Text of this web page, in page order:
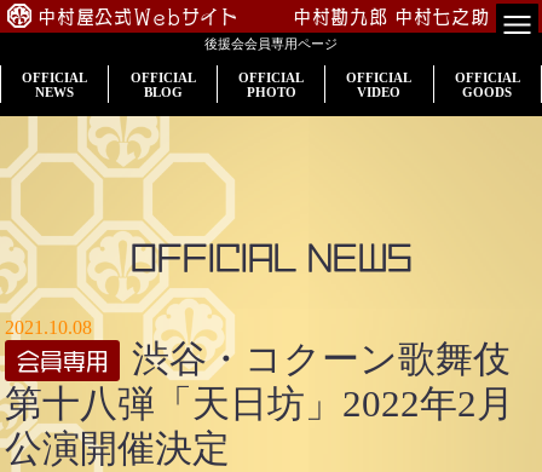
中村屋公式Webサイト 中村勘九郎 中村七之助
会員専用
公演案内
出演情報
入会のご案内
プロフィール
中村屋一門
後援会会員専用ページ
OFFICIAL
NEWS
OFFICIAL
BLOG
OFFICIAL
PHOTO
OFFICIAL
VIDEO
OFFICIAL
GOODS
OFFICIAL NEWS
2021.10.08
渋谷・コクーン歌舞伎
第十八弾「天日坊」2022年2月
公演開催決定